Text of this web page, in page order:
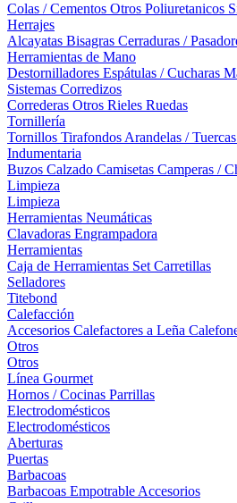
Colas / Cementos Otros Poliuretanicos
Herrajes
Alcayatas Bisagras Cerraduras /
Herramientas de Mano
Destornilladores Espátulas / Cucharas
Sistemas Corredizos
Correderas Otros Rieles Ruedas
Tornillería
Tornillos Tirafondos Arandelas / Tuercas
Indumentaria
Buzos Calzado Camisetas Camperas /
Limpieza
Limpieza
Herramientas Neumáticas
Clavadoras Engrampadora
Herramientas
Caja de Herramientas Set Carretillas
Selladores
Titebond
Calefacción
Accesorios Calefactores a Leña
Otros
Otros
Línea Gourmet
Hornos / Cocinas Parrillas
Electrodomésticos
Electrodomésticos
Aberturas
Puertas
Barbacoas
Barbacoas Empotrable Accesorios